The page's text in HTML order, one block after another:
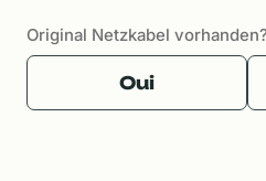
Original Netzkabel vorhanden?
Oui